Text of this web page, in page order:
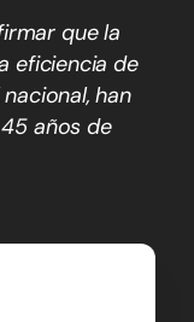
que la
de
han